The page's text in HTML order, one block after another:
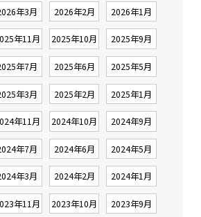
年3月 2026年2月 2026年1月
年11月 2025年10月 2025年9月
年7月 2025年6月 2025年5月
年3月 2025年2月 2025年1月
年11月 2024年10月 2024年9月
年7月 2024年6月 2024年5月
年3月 2024年2月 2024年1月
年11月 2023年10月 2023年9月